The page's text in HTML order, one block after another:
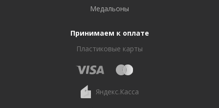
Медальоны
Принимаем к оплате
Пластиковые карты
Яндекс.Касса